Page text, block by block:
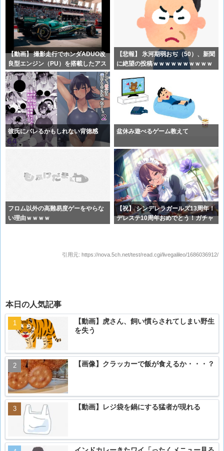
【動画】 撮影走行でホンダADUO改
良型エンジン（PU）を搭載したアス
ト
【悲報】 氷河期弱おぢ（50）、新聞
に絶望の投稿ｗｗｗｗｗｗｗｗｗｗ
彼氏にバレるかもしれない背徳感 盆休み遊べるゲーム教えて
フロム以外の高難易度ゲーをやらな
い理由ｗｗｗｗ
【祝】 シンデレラガールズ13周年！
デレステ10周年おめでとう！ガチャ
引用元: https://nova.5ch.net/test/read.cgi/livegalileo/1686036912/
本日の人気記事
【動画】虎さん、飼い慣らされてしまい野生
を失う
【画像】クラッカーで飯が食えるか・・・？
【動画】レジ袋を鍋にする猛者が現れる